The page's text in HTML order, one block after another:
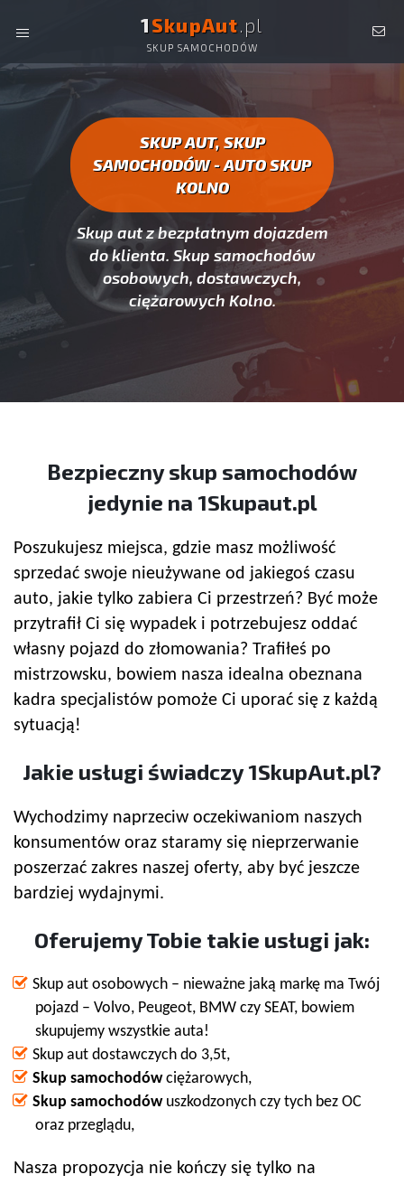
1SkupAut.pl
SKUP SAMOCHODÓW
AUTO SKUP KOLNO -
SAMOCHODÓW KOLNO
SKUP AUT, SKUP
SAMOCHODÓW - AUTO SKUP
KOLNO
Skup aut z bezpłatnym dojazdem
do klienta. Skup samochodów
osobowych, dostawczych,
ciężarowych Kolno.
Bezpiecznyskup samochodów
jedynie na 1Skupaut.pl
Poszukujesz miejsca, gdzie masz możliwość
sprzedać swoje nieużywane od jakiegoś czasu
auto, jakie tylko zabiera Ci przestrzeń? Być może
przytrafił Ci się wypadek i potrzebujesz oddać
własny pojazd do złomowania? Trafiłeś po
mistrzowsku, bowiem nasza idealna obeznana
kadra specjalistów pomoże Ci uporać się z każdą
sytuacją!
Jakie usługi świadczy 1SkupAut.pl?
Wychodzimy naprzeciw oczekiwaniom naszych
konsumentów oraz staramy się nieprzerwanie
poszerzać zakres naszej oferty, aby być jeszcze
bardziej wydajnymi.
Oferujemy Tobie takie usługi jak:
Skup aut osobowych – nieważne jaką markę ma Twój
pojazd – Volvo, Peugeot, BMW czy SEAT, bowiem
skupujemy wszystkie auta!
Skup aut dostawczych do 3,5t,
Skup samochodówciężarowych,
Skup samochodówuszkodzonych czy tych bez OC
oraz przeglądu,
Nasza propozycja nie kończy się tylko na